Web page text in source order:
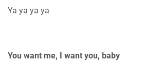
Ya ya ya ya
You want me, I want you, baby